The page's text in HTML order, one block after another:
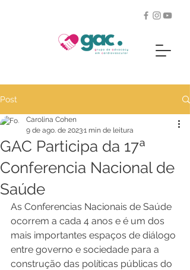
Post
GAC Participa da 17ª
Conferencia Nacional de
Saúde
Carolina Cohen
9 de ago. de 20231 min de leitura
As Conferencias Nacionais de Saúde
ocorrem a cada 4 anos e é um dos
mais importantes espaços de diálogo
entre governo e sociedade para a
construção das políticas públicas do